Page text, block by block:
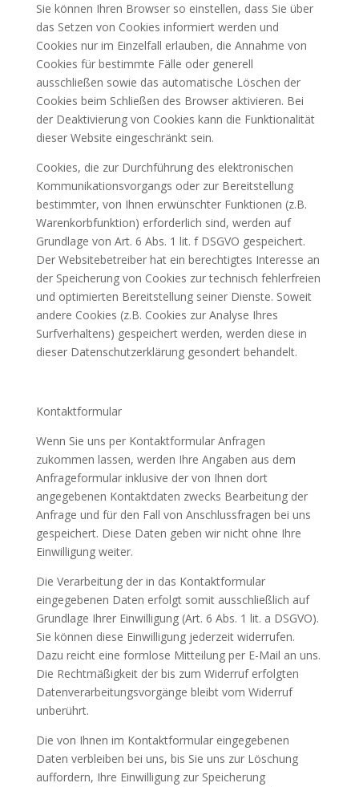
Sie können Ihren Browser so einstellen, dass Sie über
das Setzen von Cookies informiert werden und
Cookies nur im Einzelfall erlauben, die Annahme von
Cookies für bestimmte Fälle oder generell
ausschließen sowie das automatische Löschen der
Cookies beim Schließen des Browser aktivieren. Bei
der Deaktivierung von Cookies kann die Funktionalität
dieser Website eingeschränkt sein.
Cookies, die zur Durchführung des elektronischen
Kommunikationsvorgangs oder zur Bereitstellung
bestimmter, von Ihnen erwünschter Funktionen (z.B.
Warenkorbfunktion) erforderlich sind, werden auf
Grundlage von Art. 6 Abs. 1 lit. f DSGVO gespeichert.
Der Websitebetreiber hat ein berechtigtes Interesse an
der Speicherung von Cookies zur technisch fehlerfreien
und optimierten Bereitstellung seiner Dienste. Soweit
andere Cookies (z.B. Cookies zur Analyse Ihres
Surfverhaltens) gespeichert werden, werden diese in
dieser Datenschutzerklärung gesondert behandelt.
Kontaktformular
Wenn Sie uns per Kontaktformular Anfragen
zukommen lassen, werden Ihre Angaben aus dem
Anfrageformular inklusive der von Ihnen dort
angegebenen Kontaktdaten zwecks Bearbeitung der
Anfrage und für den Fall von Anschlussfragen bei uns
gespeichert. Diese Daten geben wir nicht ohne Ihre
Einwilligung weiter.
Die Verarbeitung der in das Kontaktformular
eingegebenen Daten erfolgt somit ausschließlich auf
Grundlage Ihrer Einwilligung (Art. 6 Abs. 1 lit. a DSGVO).
Sie können diese Einwilligung jederzeit widerrufen.
Dazu reicht eine formlose Mitteilung per E-Mail an uns.
Die Rechtmäßigkeit der bis zum Widerruf erfolgten
Datenverarbeitungsvorgänge bleibt vom Widerruf
unberührt.
Die von Ihnen im Kontaktformular eingegebenen
Daten verbleiben bei uns, bis Sie uns zur Löschung
auffordern, Ihre Einwilligung zur Speicherung